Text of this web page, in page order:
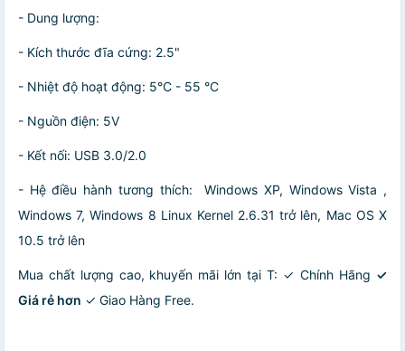
- Dung lượng:
- Kích thước đĩa cứng: 2.5"
- Nhiệt độ hoạt động: 5°C - 55 °C
- Nguồn điện: 5V
- Kết nối: USB 3.0/2.0
- Hệ điều hành tương thích: Windows XP, Windows Vista ,
Windows 7, Windows 8 Linux Kernel 2.6.31 trở lên, Mac OS X
10.5 trở lên
Mua chất lượng cao, khuyến mãi lớn tại T: ✓ Chính Hãng ✓
Giá rẻ hơn ✓ Giao Hàng Free.